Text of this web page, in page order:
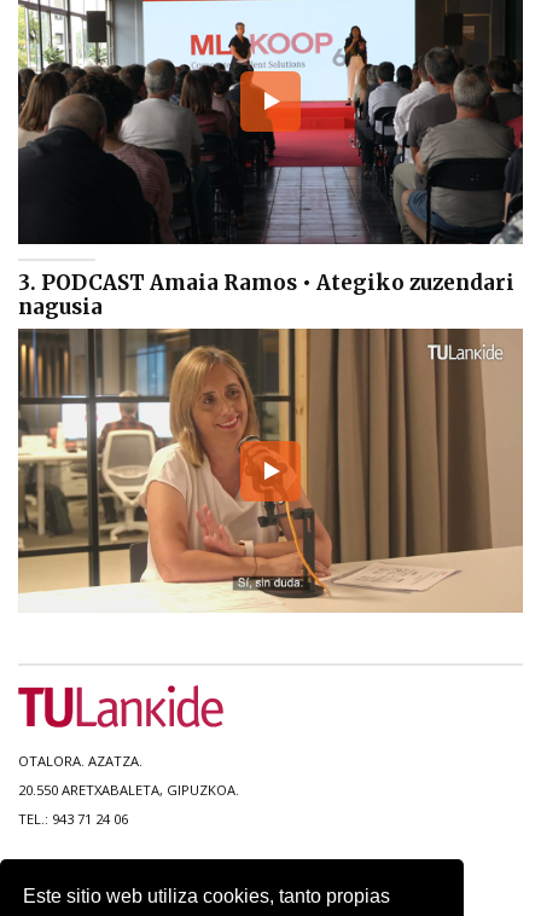
Este sitio web utiliza cookies, tanto propias
3. PODCAST Amaia Ramos • Ategiko zuzendari
nagusia
OTALORA. AZATZA.
20.550 ARETXABALETA, GIPUZKOA.
TEL.: 943 71 24 06
ACCESIBILIDAD